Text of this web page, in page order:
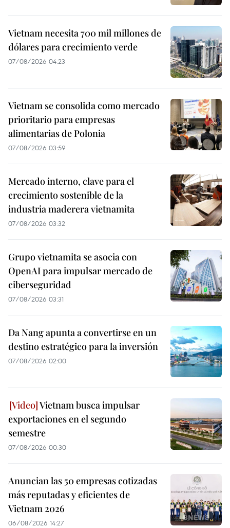
Vietnam necesita 700 mil millones de
dólares para crecimiento verde
07/08/2026 04:23
Vietnam se consolida como mercado
prioritario para empresas
alimentarias de Polonia
07/08/2026 03:59
Mercado interno, clave para el
crecimiento sostenible de la
industria maderera vietnamita
07/08/2026 03:32
Grupo vietnamita se asocia con
OpenAI para impulsar mercado de
ciberseguridad
07/08/2026 03:31
Da Nang apunta a convertirse en un
destino estratégico para la inversión
07/08/2026 02:00
Vietnam busca impulsar
exportaciones en el segundo
semestre
07/08/2026 00:30
Anuncian las 50 empresas cotizadas
más reputadas y eficientes de
Vietnam 2026
06/08/2026 14:27